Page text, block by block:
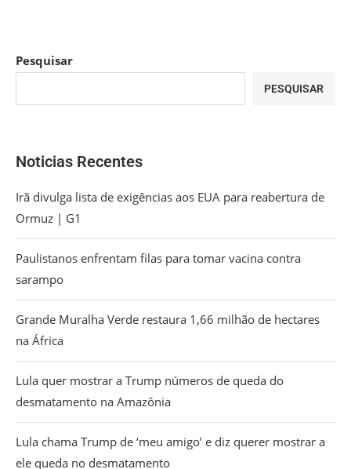
Pesquisar
PESQUISAR
Noticias Recentes
Irã divulga lista de exigências aos EUA para reabertura de
Ormuz | G1
Paulistanos enfrentam filas para tomar vacina contra
sarampo
Grande Muralha Verde restaura 1,66 milhão de hectares
na África
Lula quer mostrar a Trump números de queda do
desmatamento na Amazônia
Lula chama Trump de ‘meu amigo’ e diz querer mostrar a
ele queda no desmatamento